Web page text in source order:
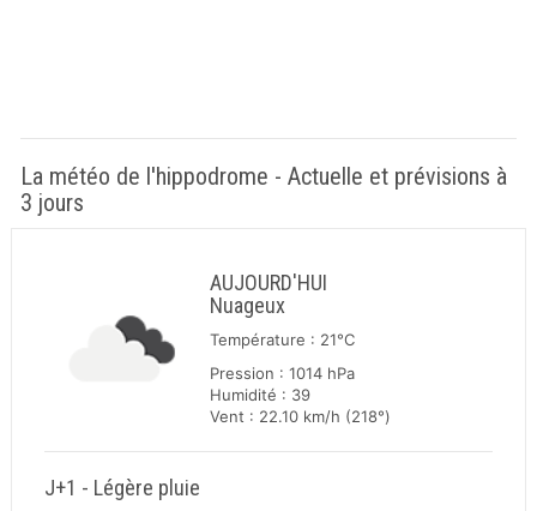
La météo de l'hippodrome - Actuelle et prévisions à
3 jours
AUJOURD'HUI
Nuageux
Température : 21°C
Pression : 1014 hPa
Humidité : 39
Vent : 22.10 km/h (218°)
J+1 - Légère pluie